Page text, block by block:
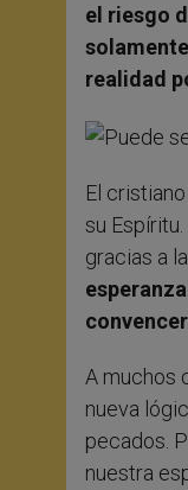
el riesgo
realidad
El
su
gracias a
A muchos
nueva
pecados.
nuestra